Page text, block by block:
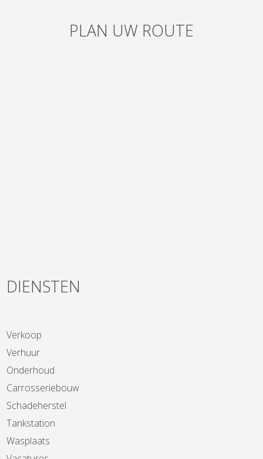
PLAN UW ROUTE
DIENSTEN
Verkoop
Verhuur
Onderhoud
Carrosseriebouw
Schadeherstel
Tankstation
Wasplaats